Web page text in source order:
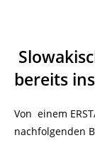
bereits
Von einem
nachfolgenden